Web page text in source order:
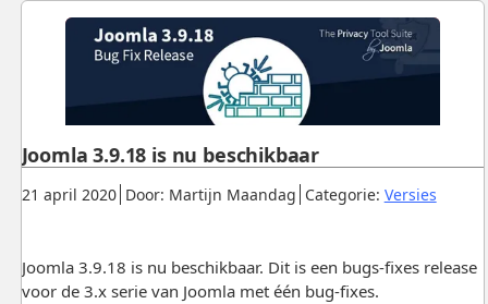
Gepubliceerd:
21 april 2020. Door: Martijn Maandag. Categorie: Versies.
Joomla 3.9.18 is nu beschikbaar
Joomla 3.9.18 is nu beschikbaar. Dit is een bugs-fixes release
voor de 3.x serie van Joomla met één bug-fixes.